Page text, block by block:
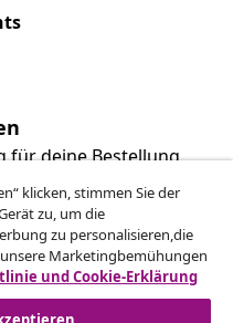
für deine Bestellung
klicken, stimmen Sie der
zu, um die
zu personalisieren,die
Marketingbemühungen
und Cookie-Erklärung